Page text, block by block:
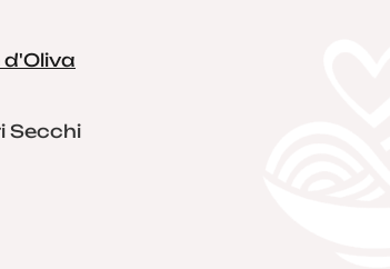
d'Oliva
Secchi